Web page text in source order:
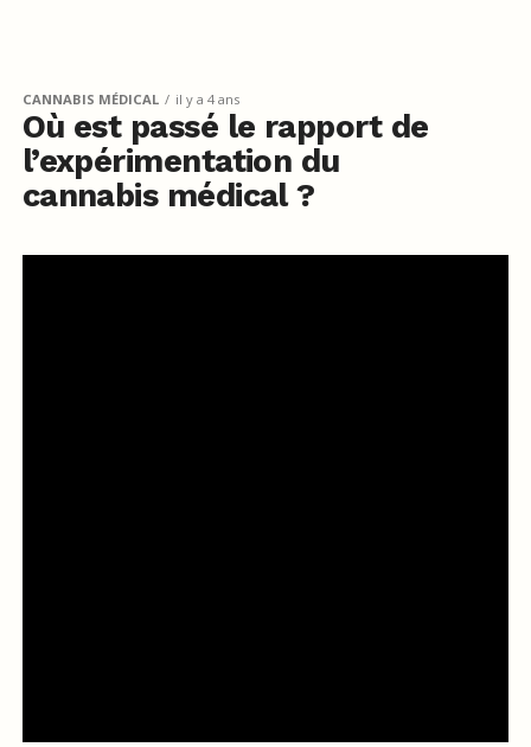
CANNABIS MÉDICAL il y a 4 ans
Où est passé le rapport de
l’expérimentation du
cannabis médical ?